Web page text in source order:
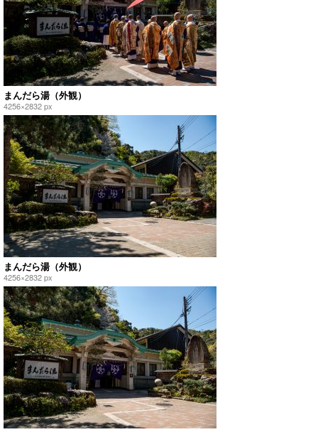
まんだら湯（外観）
4256×2832 px
まんだら湯（外観）
4256×2832 px